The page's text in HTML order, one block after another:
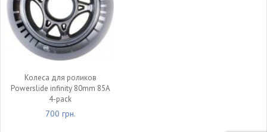
Колеса для роликов
Powerslide infinity 80mm 85A
4-pack
700 грн.